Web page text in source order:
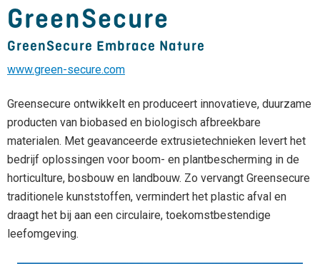
GreenSecure
GreenSecure Embrace Nature
www.green-secure.com
Greensecure ontwikkelt en produceert innovatieve, duurzame
producten van biobased en biologisch afbreekbare
materialen. Met geavanceerde extrusietechnieken levert het
bedrijf oplossingen voor boom- en plantbescherming in de
horticulture, bosbouw en landbouw. Zo vervangt Greensecure
traditionele kunststoffen, vermindert het plastic afval en
draagt het bij aan een circulaire, toekomstbestendige
leefomgeving.